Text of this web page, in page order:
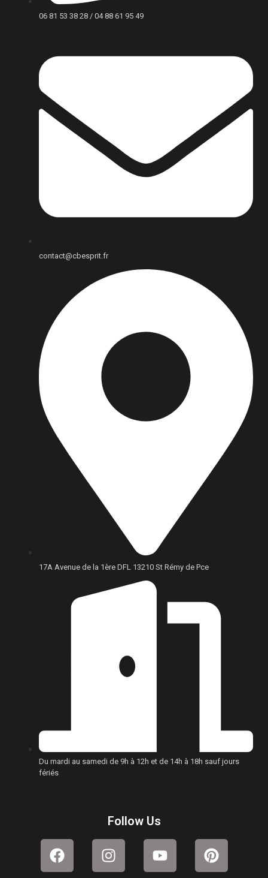
06 81 53 38 28 / 04 88 61 95 49
contact@cbesprit.fr
17A Avenue de la 1ère DFL 13210 St Rémy de Pce
Du mardi au samedi de 9h à 12h et de 14h à 18h sauf jours
fériés
Follow Us